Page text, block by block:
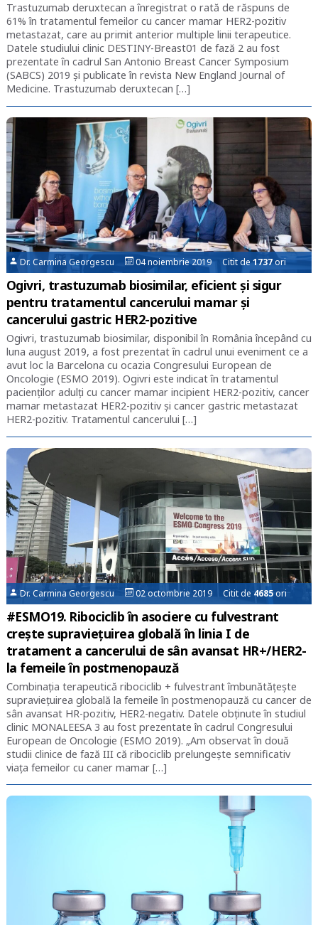
Trastuzumab deruxtecan a înregistrat o rată de răspuns de
61% în tratamentul femeilor cu cancer mamar HER2-pozitiv
metastazat, care au primit anterior multiple linii terapeutice.
Datele studiului clinic DESTINY-Breast01 de fază 2 au fost
prezentate în cadrul San Antonio Breast Cancer Symposium
(SABCS) 2019 și publicate în revista New England Journal of
Medicine. Trastuzumab deruxtecan […]
Dr. Carmina Georgescu 04 noiembrie 2019 Citit de1737ori
Ogivri, trastuzumab biosimilar, eficient și sigur
pentru tratamentul cancerului mamar și
cancerului gastric HER2-pozitive
Ogivri, trastuzumab biosimilar, disponibil în România începând cu
luna august 2019, a fost prezentat în cadrul unui eveniment ce a
avut loc la Barcelona cu ocazia Congresului European de
Oncologie (ESMO 2019). Ogivri este indicat în tratamentul
pacienților adulți cu cancer mamar incipient HER2-pozitiv, cancer
mamar metastazat HER2-pozitiv și cancer gastric metastazat
HER2-pozitiv. Tratamentul cancerului […]
Dr. Carmina Georgescu 02 octombrie 2019 Citit de 4685ori
#ESMO19. Ribociclib în asociere cu fulvestrant
crește supraviețuirea globală în linia I de
tratament a cancerului de sân avansat HR+/HER2-
la femeile în postmenopauză
Combinația terapeutică ribociclib + fulvestrant îmbunătățește
supraviețuirea globală la femeile în postmenopauză cu cancer de
sân avansat HR-pozitiv, HER2-negativ. Datele obținute în studiul
clinic MONALEESA 3 au fost prezentate în cadrul Congresului
European de Oncologie (ESMO 2019). „Am observat în două
studii clinice de fază III că ribociclib prelungește semnificativ
viața femeilor cu caner mamar […]